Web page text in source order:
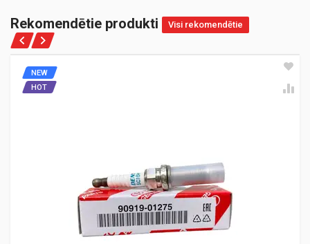
Rekomendētie produkti Visi rekomendētie
NEW
HOT